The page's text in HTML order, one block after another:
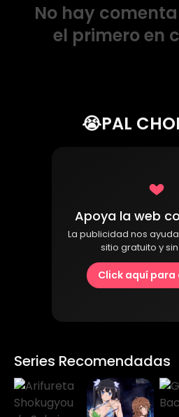
No hay
el primero en
😭PAL
Apoya la web
La publicidad nos
sitio gratuito y
Click aquí
Series Recomendadas